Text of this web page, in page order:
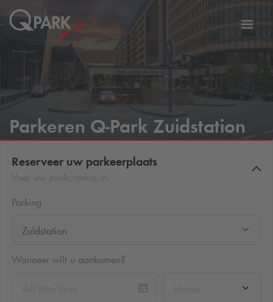
in-/
Parkeren Q-Park Zuidstation
Reserveer uw parkeerplaats
Parking
Zuidstation
Wanneer wilt u aankomen?